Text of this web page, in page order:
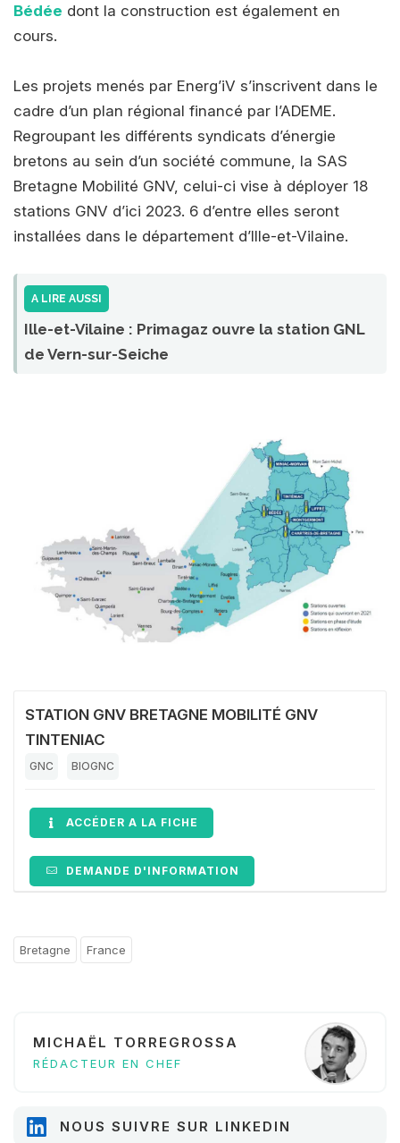
Bédée dont la construction est également en
cours.
Les projets menés par Energ’iV s’inscrivent dans le
cadre d’un plan régional financé par l’ADEME.
Regroupant les différents syndicats d’énergie
bretons au sein d’un société commune, la SAS
Bretagne Mobilité GNV, celui-ci vise à déployer 18
stations GNV d’ici 2023. 6 d’entre elles seront
installées dans le département d’Ille-et-Vilaine.
A LIRE AUSSI
Ille-et-Vilaine : Primagaz ouvre la station GNL
de Vern-sur-Seiche
STATION GNV BRETAGNE MOBILITÉ GNV
TINTENIAC
GNC BIOGNC
ACCÉDER A LA FICHE
DEMANDE D'INFORMATION
Bretagne France
MICHAËL TORREGROSSA
RÉDACTEUR EN CHEF
NOUS SUIVRE SUR LINKEDIN